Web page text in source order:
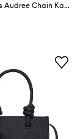
Сумочка Tous Audree Chain Kaos Icon